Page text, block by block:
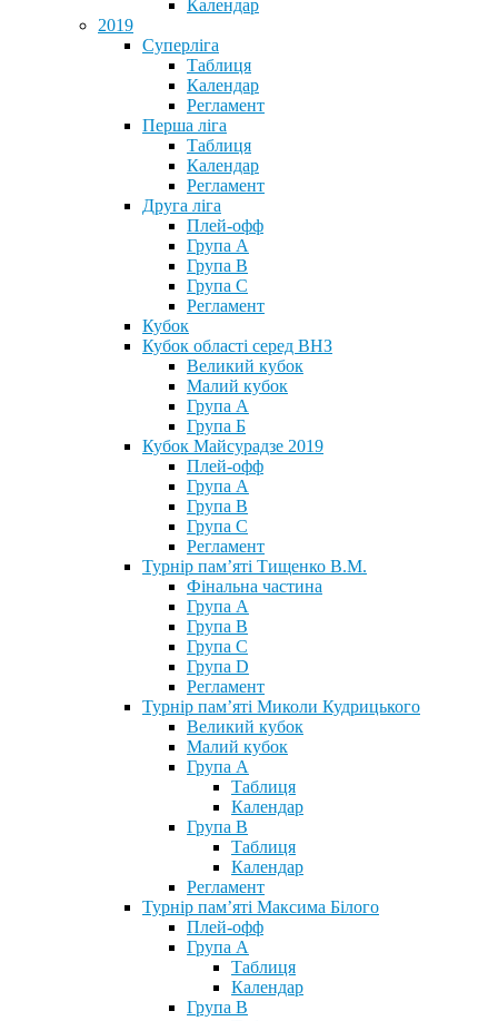
Календар
2019
Суперліга
Таблиця
Календар
Регламент
Перша ліга
Таблиця
Календар
Регламент
Друга ліга
Плей-офф
Група А
Група В
Група С
Регламент
Кубок
Кубок області серед ВНЗ
Великий кубок
Малий кубок
Група А
Група Б
Кубок Майсурадзе 2019
Плей-офф
Група А
Група В
Група С
Регламент
Турнір пам’яті Тищенко В.М.
Фінальна частина
Група А
Група В
Група С
Група D
Регламент
Турнір пам’яті Миколи Кудрицького
Великий кубок
Малий кубок
Група А
Таблиця
Календар
Група В
Таблиця
Календар
Регламент
Турнір пам’яті Максима Білого
Плей-офф
Група А
Таблиця
Календар
Група В